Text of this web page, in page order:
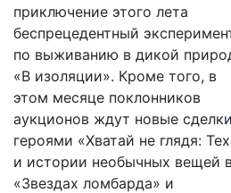
приключение этого лета
беспрецедентный
по выживанию в дикой
«В изоляции». Кроме того, в
этом месяце поклонников
аукционов ждут новые
героями «Хватай не глядя:
и истории необычных вещей
«Звездах ломбарда» и